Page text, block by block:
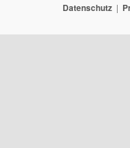
Datenschutz